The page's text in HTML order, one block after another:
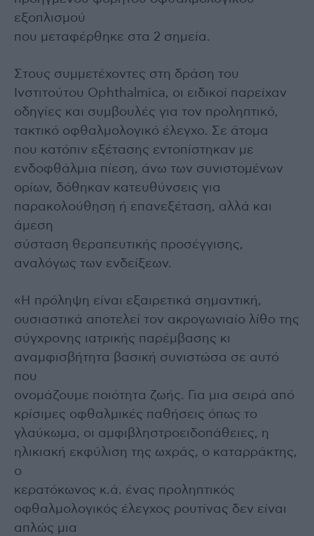
εξοπλισμού
που μεταφέρθηκε στα 2 σημεία.
Στους συμμετέχοντες στη δράση του
Ινστιτούτου Ophthalmica, οι ειδικοί παρείχαν
οδηγίες και συμβουλές για τον προληπτικό,
τακτικό οφθαλμολογικό έλεγχο. Σε άτομα
που κατόπιν εξέτασης εντοπίστηκαν με
ενδοφθάλμια πίεση, άνω των συνιστομένων
ορίων, δόθηκαν κατευθύνσεις για
παρακολούθηση ή επανεξέταση, αλλά και
άμεση
σύσταση θεραπευτικής προσέγγισης,
αναλόγως των ενδείξεων.
«Η πρόληψη είναι εξαιρετικά σημαντική,
ουσιαστικά αποτελεί τον ακρογωνιαίο λίθο της
σύγχρονης ιατρικής παρέμβασης κι
αναμφισβήτητα βασική συνιστώσα σε αυτό
που
ονομάζουμε ποιότητα ζωής. Για μια σειρά από
κρίσιμες οφθαλμικές παθήσεις όπως το
γλαύκωμα, οι αμφιβληστροειδοπάθειες, η
ηλικιακή εκφύλιση της ωχράς, ο καταρράκτης,
ο
κερατόκωνος κ.ά. ένας προληπτικός
οφθαλμολογικός έλεγχος ρουτίνας δεν είναι
απλώς μια